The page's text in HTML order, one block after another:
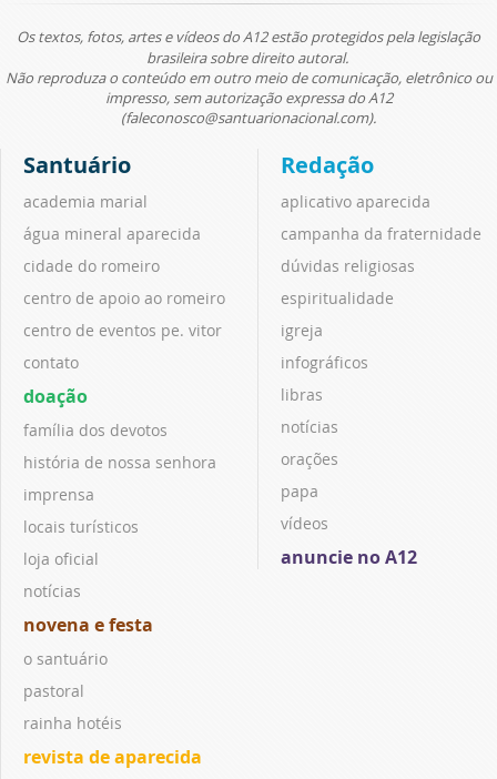
Os textos, fotos, artes e vídeos do A12 estão protegidos pela legislação
brasileira sobre direito autoral.
Não reproduza o conteúdo em outro meio de comunicação, eletrônico ou
impresso, sem autorização expressa do A12
(faleconosco@santuarionacional.com).
Santuário
academia marial
água mineral aparecida
cidade do romeiro
centro de apoio ao romeiro
centro de eventos pe. vitor
contato
doação
família dos devotos
história de nossa senhora
imprensa
locais turísticos
loja oficial
notícias
novena e festa
o santuário
pastoral
rainha hotéis
revista de aparecida
Redação
aplicativo aparecida
campanha da fraternidade
dúvidas religiosas
espiritualidade
igreja
infográficos
libras
notícias
orações
papa
vídeos
anuncie no A12